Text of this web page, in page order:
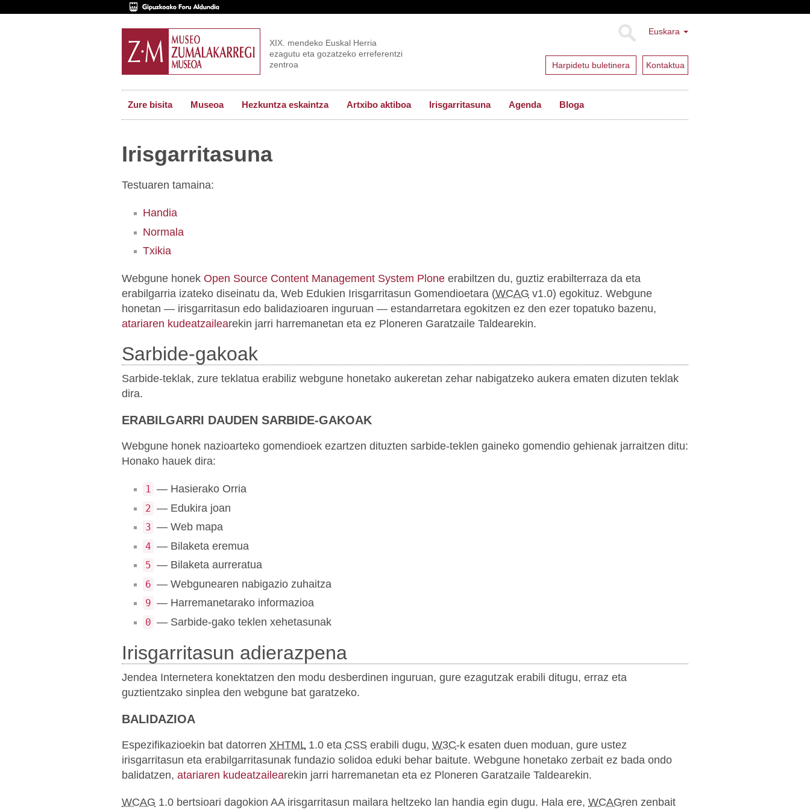
Euskara
Harpidetu buletinera Kontaktua
XIX. mendeko Euskal Herria
ezagutu eta gozatzeko erreferentzi
zentroa
Zure bisita Museoa Hezkuntza eskaintza Artxibo aktiboa Irisgarritasuna Agenda Bloga
Irisgarritasuna
Testuaren tamaina:
Handia
Normala
Txikia
Webgune honek Open Source Content Management System Plone erabiltzen du, guztiz erabilterraza da eta
erabilgarria izateko diseinatu da, Web Edukien Irisgarritasun Gomendioetara (WCAG v1.0) egokituz. Webgune
honetan — irisgarritasun edo balidazioaren inguruan — estandarretara egokitzen ez den ezer topatuko bazenu,
atariaren kudeatzailearekin jarri harremanetan eta ez Ploneren Garatzaile Taldearekin.
Sarbide-gakoak
Sarbide-teklak, zure teklatua erabiliz webgune honetako aukeretan zehar nabigatzeko aukera ematen dizuten teklak
dira.
ERABILGARRI DAUDEN SARBIDE-GAKOAK
Webgune honek nazioarteko gomendioek ezartzen dituzten sarbide-teklen gaineko gomendio gehienak jarraitzen ditu:
Honako hauek dira:
1 — Hasierako Orria
2 — Edukira joan
3 — Web mapa
4 — Bilaketa eremua
5 — Bilaketa aurreratua
6 — Webgunearen nabigazio zuhaitza
9 — Harremanetarako informazioa
0 — Sarbide-gako teklen xehetasunak
Irisgarritasun adierazpena
Jendea Internetera konektatzen den modu desberdinen inguruan, gure ezagutzak erabili ditugu, erraz eta
guztientzako sinplea den webgune bat garatzeko.
BALIDAZIOA
Espezifikazioekin bat datorren XHTML1.0 eta CSS erabili dugu, W3C-k esaten duen moduan, gure ustez
irisgarritasun eta erabilgarritasunak fundazio solidoa eduki behar baitute. Webgune honetako zerbait ez bada ondo
balidatzen, atariaren kudeatzailearekin jarri harremanetan eta ez Ploneren Garatzaile Taldearekin.
WCAG 1.0 bertsioari dagokion AA irisgarritasun mailara heltzeko lan handia egin dugu. Hala ere, WCAGren zenbait